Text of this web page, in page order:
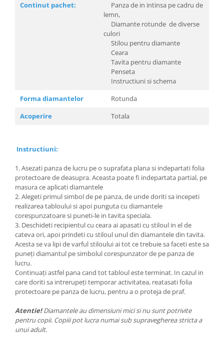
Continut pachet:
Panza de in intinsa pe cadru de
lemn,
Diamante rotunde de diverse
culori
Stilou pentru diamante
Ceara
Tavita pentru diamante
Penseta
Instructiuni si schema
Forma diamantelor
Rotunda
Acoperire
Totala
Instructiuni:
1. Asezati panza de lucru pe o suprafata plana si indepartati folia
protectoare de deasupra. Aceasta poate fi indepartata partial, pe
masura ce aplicati diamantele
2. Alegeti primul simbol de pe panza, de unde doriti sa incepeti
realizarea tabloului si apoi punguta cu diamantele
corespunzatoare si puneti-le in tavita speciala.
3. Deschideti recipientul cu ceara ai apasati cu stiloul in el de
cateva ori, apoi prindeti cu stiloul unul din diamantele din tavita.
Acesta se va lipi de varful stiloului ai tot ce trebuie sa faceti este sa
puneți diamantul pe simbolul corespunzator de pe panza de
lucru.
Continuați astfel pana cand tot tabloul este terminat. In cazul in
care doriti sa intrerupeți temporar activitatea, reatasati folia
protectoare pe panza de lucru, pentru a o proteja de praf.
Atentie!Diamantele au dimensiuni mici si nu sunt potrivite
pentru copii. Copiii pot lucra numai sub supravegherea stricta a
unui adult.